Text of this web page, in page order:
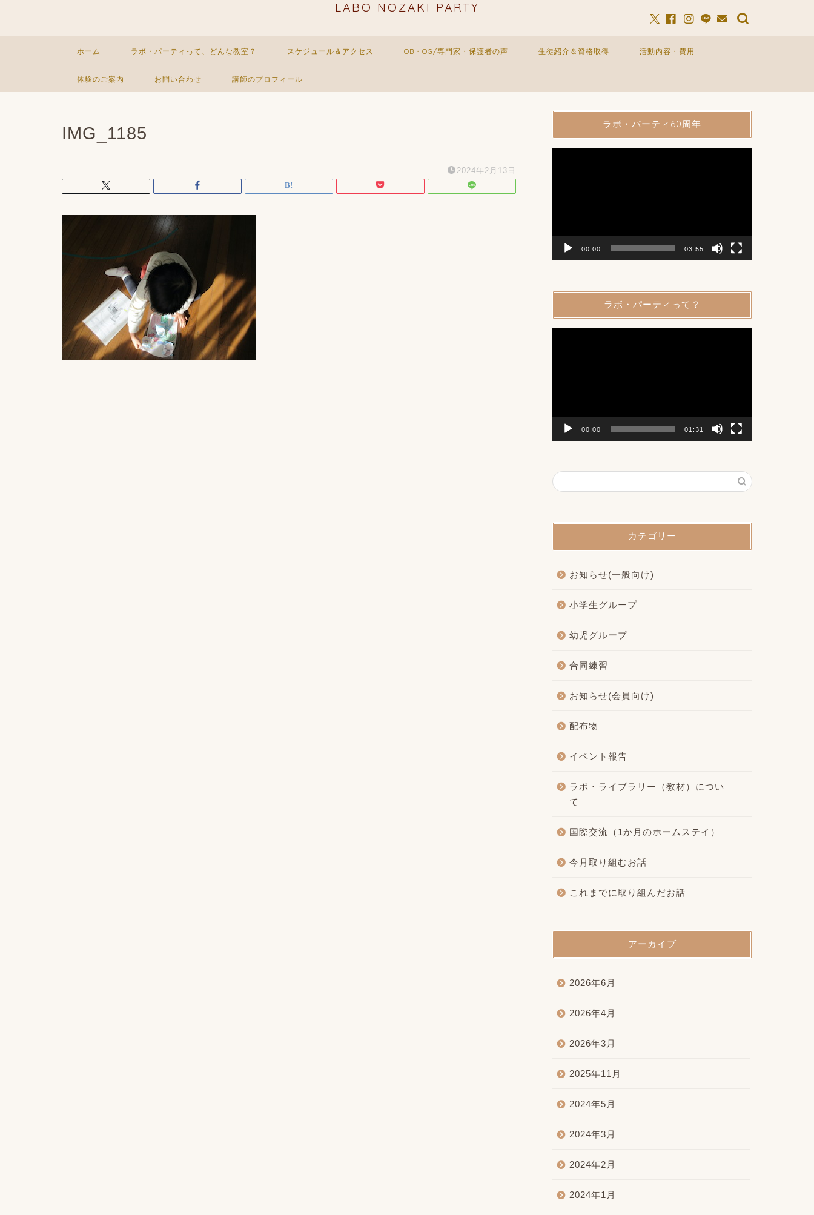
LABO NOZAKI PARTY
ホーム ラボ・パーティって、どんな教室？ スケジュール＆アクセス OB・OG/専門家・保護者の声 生徒紹介＆資格取得 活動内容・費用
体験のご案内 お問い合わせ 講師のプロフィール
IMG_1185
2024年2月13日
ラボ・パーティ60周年
00:00 03:55
ラボ・パーティって？
00:00 01:31
カテゴリー
お知らせ(一般向け)
小学生グループ
幼児グループ
合同練習
お知らせ(会員向け)
配布物
イベント報告
ラボ・ライブラリー（教材）につい
て
国際交流（1か月のホームステイ）
今月取り組むお話
これまでに取り組んだお話
アーカイブ
2026年6月
2026年4月
2026年3月
2025年11月
2024年5月
2024年3月
2024年2月
2024年1月